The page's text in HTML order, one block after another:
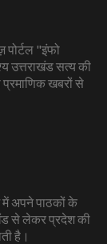
पोर्टल "इंफो
उत्तराखंड सत्य की
खबरों से
अपने पाठकों के
से लेकर प्रदेश की
है।